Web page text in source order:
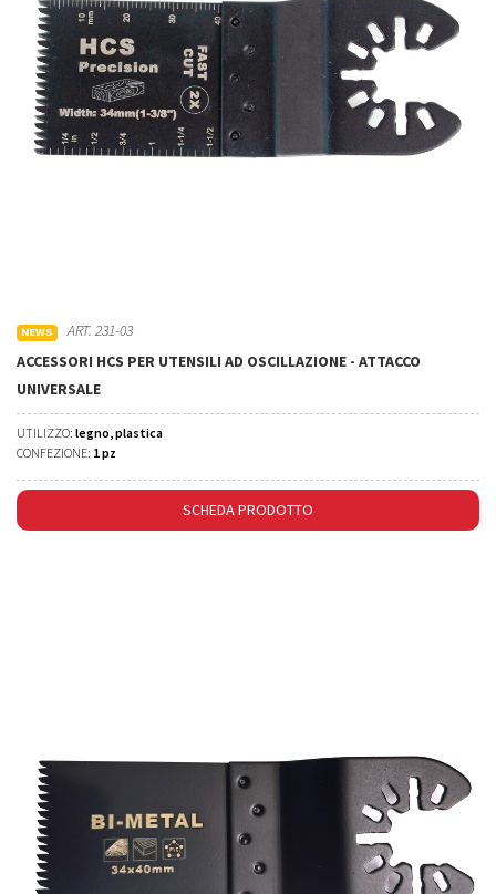
NEWS
ART. 231-03
ACCESSORI HCS PER UTENSILI AD OSCILLAZIONE - ATTACCO
UNIVERSALE
UTILIZZO: legno, plastica
CONFEZIONE: 1 pz
SCHEDA PRODOTTO